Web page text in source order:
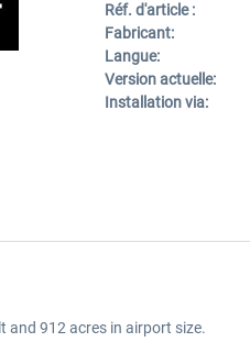
Réf. d'article :
Fabricant:
Langue:
Version actuelle:
Installation via:
and 912 acres in airport size.